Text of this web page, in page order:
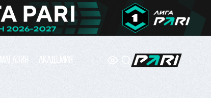
МАГАЗИН АКАДЕМИЯ